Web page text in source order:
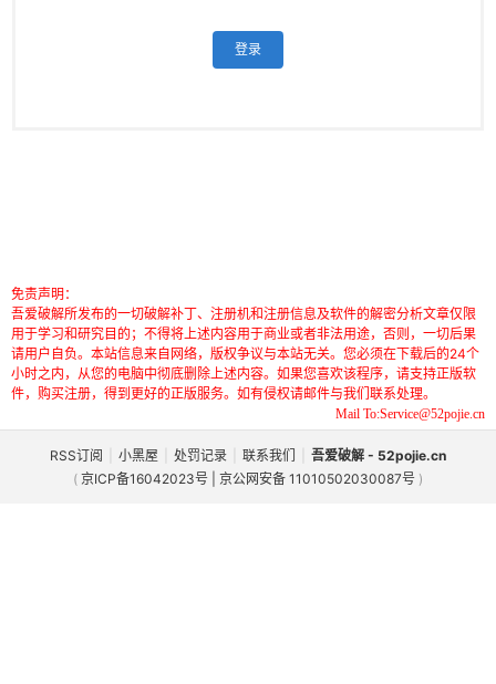
登录
免责声明：
吾爱破解所发布的一切破解补丁、注册机和注册信息及软件的解密分析文章仅限
用于学习和研究目的；不得将上述内容用于商业或者非法用途，否则，一切后果
请用户自负。本站信息来自网络，版权争议与本站无关。您必须在下载后的24个
小时之内，从您的电脑中彻底删除上述内容。如果您喜欢该程序，请支持正版软
件，购买注册，得到更好的正版服务。如有侵权请邮件与我们联系处理。
Mail To:Service@52pojie.cn
RSS订阅 小黑屋 处罚记录 联系我们
吾爱破解 - 52pojie.cn
( 京ICP备16042023号 | 京公网安备 11010502030087号 )